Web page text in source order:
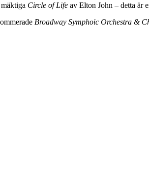
Circle of Life av Elton John – detta är
Broadway Symphoic Orchestra &